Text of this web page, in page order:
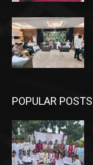
POPULAR POSTS